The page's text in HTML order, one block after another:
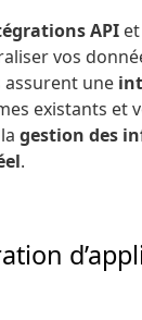
API
vos
assurent une
existants et
gestion des
.